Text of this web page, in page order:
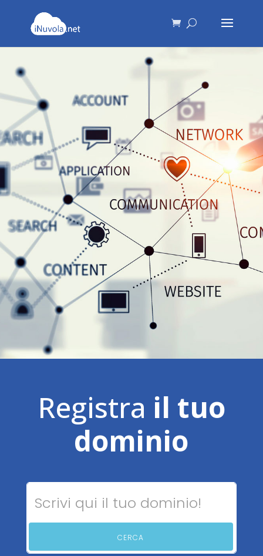
Registra il tuo
dominio
CERCA